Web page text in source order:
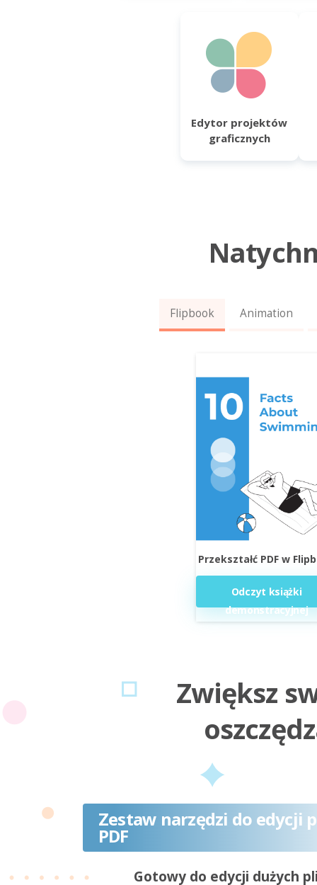
Edytor projektów
graficznych
Flipbook Animation
Przekształć PDF w
Odczyt książki
demonstracyjnej
Zwiększ
Zestaw narzędzi do edycji
PDF
Gotowy do edycji dużych